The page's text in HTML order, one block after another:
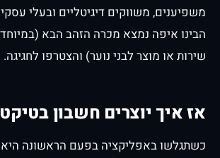
משפיענים, משווקים דיגיטליים ובעלי
הבינו איפה נמצא מכרה הזהב הבא
שירות או מוצר לבני נוער) והצטרפו לחגיגה.
אז איך יוצרים חשבון
כשתגלשו באפליקציה בפעם הראשונה